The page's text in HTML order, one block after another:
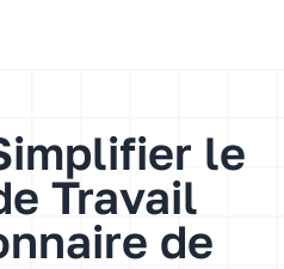
le
Travail
de